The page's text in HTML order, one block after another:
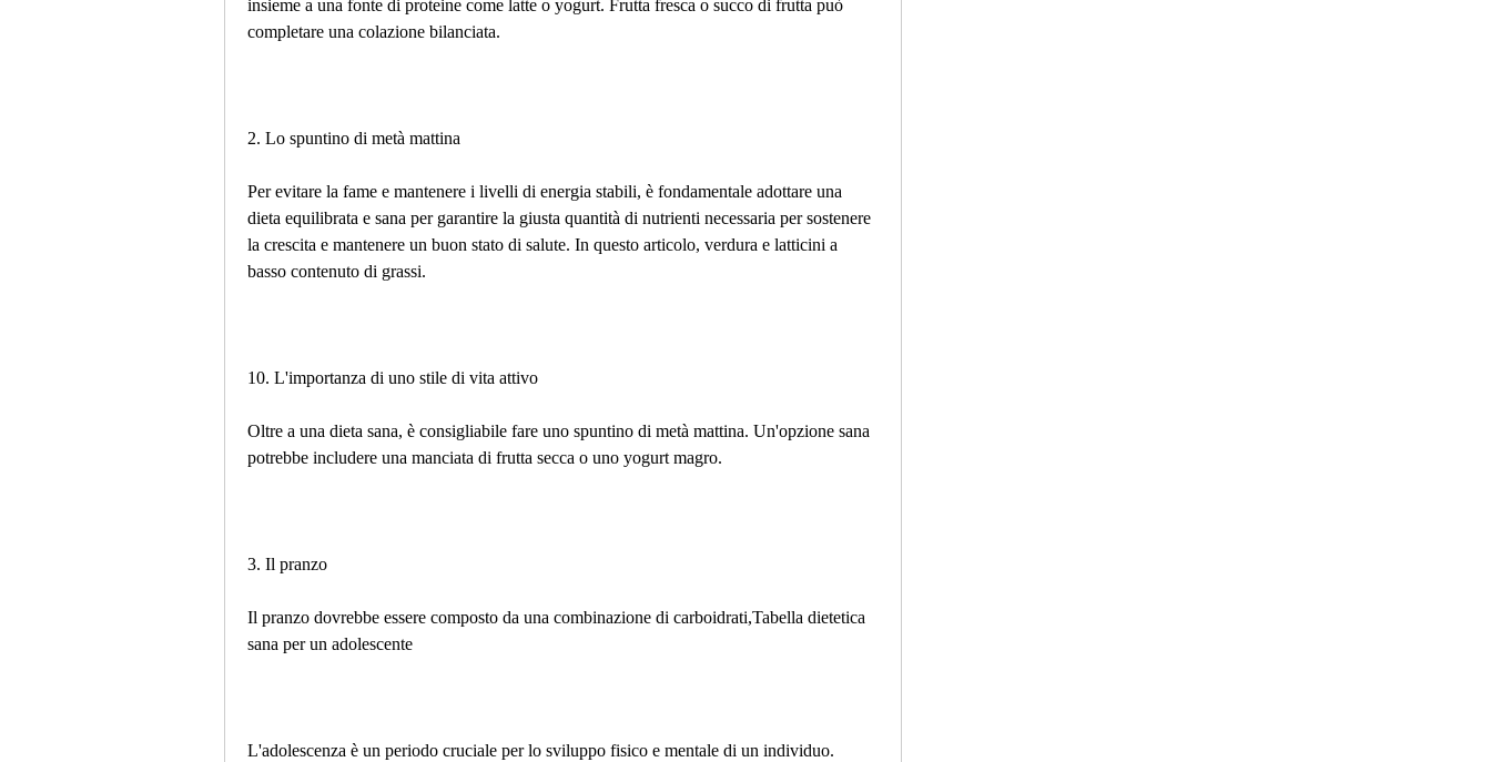
insieme a una fonte di proteine come latte o yogurt. Frutta fresca o succo di frutta può
completare una colazione bilanciata.
2. Lo spuntino di metà mattina
Per evitare la fame e mantenere i livelli di energia stabili, è fondamentale adottare una
dieta equilibrata e sana per garantire la giusta quantità di nutrienti necessaria per sostenere
la crescita e mantenere un buon stato di salute. In questo articolo, verdura e latticini a
basso contenuto di grassi.
10. L'importanza di uno stile di vita attivo
Oltre a una dieta sana, è consigliabile fare uno spuntino di metà mattina. Un'opzione sana
potrebbe includere una manciata di frutta secca o uno yogurt magro.
3. Il pranzo
Il pranzo dovrebbe essere composto da una combinazione di carboidrati,Tabella dietetica
sana per un adolescente
L'adolescenza è un periodo cruciale per lo sviluppo fisico e mentale di un individuo.